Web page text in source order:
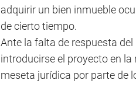
adquirir un bien inmueble
de cierto tiempo.
Ante la falta de respuesta
introducirse el proyecto en
meseta jurídica por parte de